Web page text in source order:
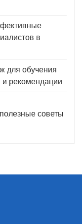
в
для обучения
и рекомендации
советы